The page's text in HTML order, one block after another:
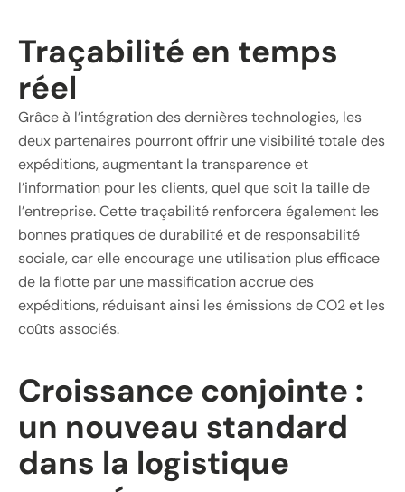
Traçabilité en temps
réel
Grâce à l’intégration des dernières technologies, les
deux partenaires pourront offrir une visibilité totale des
expéditions, augmentant la transparence et
l’information pour les clients, quel que soit la taille de
l’entreprise. Cette traçabilité renforcera également les
bonnes pratiques de durabilité et de responsabilité
sociale, car elle encourage une utilisation plus efficace
de la flotte par une massification accrue des
expéditions, réduisant ainsi les émissions de CO2 et les
coûts associés.
Croissance conjointe :
un nouveau standard
dans la logistique